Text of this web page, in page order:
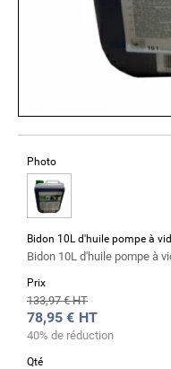
Photo
Bidon 10L d'huile pompe à
Bidon 10L d'huile pompe à
Prix
133,97 € HT
78,95 € HT
40% de réduction
Qté